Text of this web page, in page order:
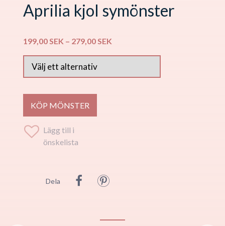
Aprilia kjol symönster
199,00SEK – 279,00SEK
through
KÖP MÖNSTER
Lägg till i
önskelista
Dela